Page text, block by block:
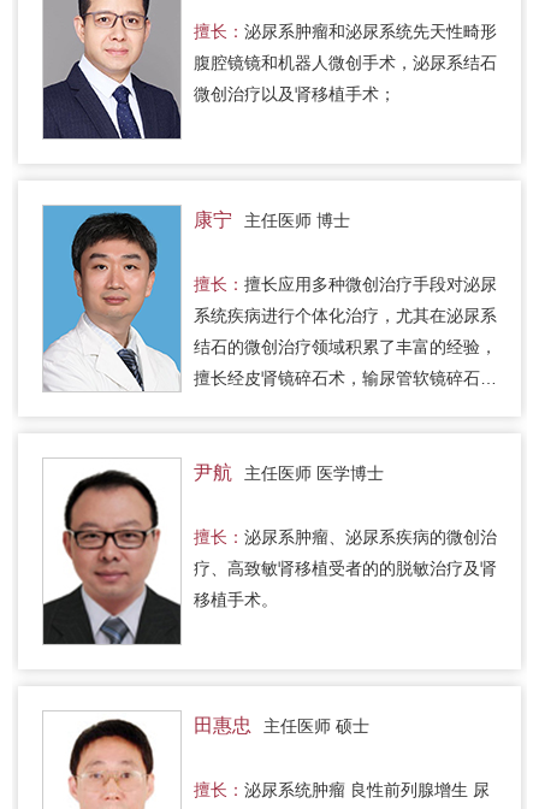
擅长： 泌尿系肿瘤和泌尿系统先天性畸形
腹腔镜镜和机器人微创手术，泌尿系结石
微创治疗以及肾移植手术；
康宁 主任医师 博士
擅长： 擅长应用多种微创治疗手段对泌尿
系统疾病进行个体化治疗，尤其在泌尿系
结石的微创治疗领域积累了丰富的经验，
擅长经皮肾镜碎石术，输尿管软镜碎石
尹航 主任医师 医学博士
擅长： 泌尿系肿瘤、泌尿系疾病的微创治
疗、高致敏肾移植受者的的脱敏治疗及肾
移植手术。
田惠忠 主任医师 硕士
擅长： 泌尿系统肿瘤 良性前列腺增生 尿